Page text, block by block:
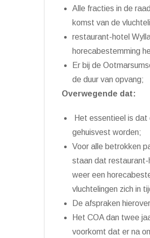
Alle fracties in de
komst van de
restaurant-hotel
horecabestemming
Er bij de
de duur van opvang;
Overwegende dat:
Het essentieel is dat
gehuisvest worden;
Voor alle betrokken
staan dat restaurant-
weer een
vluchtelingen zich in
De afspraken
Het COA dan twee
voorkomt dat er na